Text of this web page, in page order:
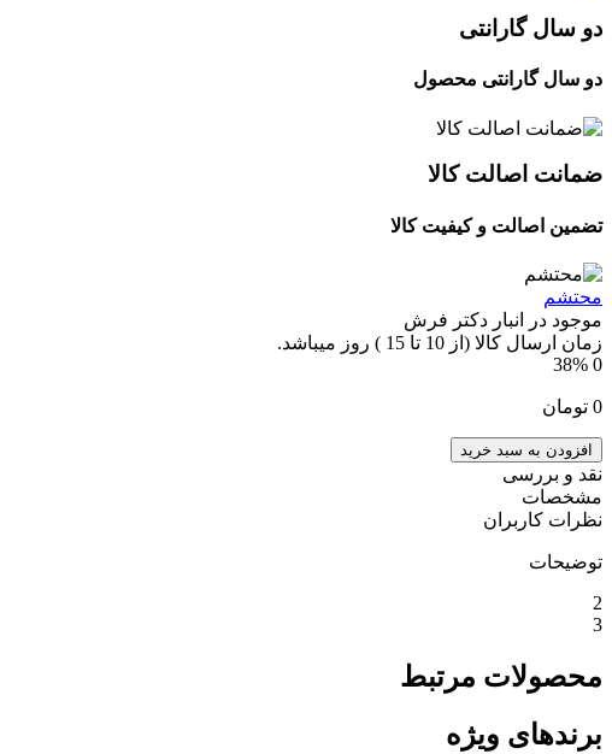
دو سال گارانتی
دو سال گارانتی محصول
ضمانت اصالت کالا
تضمین اصالت و کیفیت کالا
محتشم
موجود در انبار دکتر فرش
زمان ارسال کالا (از 10 تا 15 ) روز میباشد.
0
38%
0 تومان
افزودن به سبد خرید
نقد و بررسی
مشخصات
نظرات کاربران
توضیحات
2
3
محصولات مرتبط
برندهای ویژه